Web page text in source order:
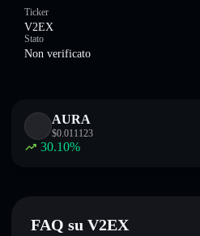
Ticker
V2EX
Stato
Non verificato
AURA
$0.011123
30.10%
FAQ su V2EX